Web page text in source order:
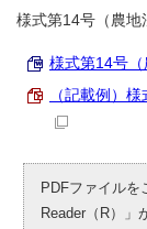
様式第14号（農地
様式第14号（
（記載例）
PDFファイルを
Reader（R）」